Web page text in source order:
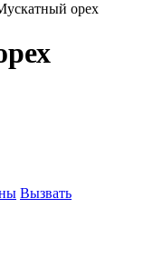
орех
Вызвать